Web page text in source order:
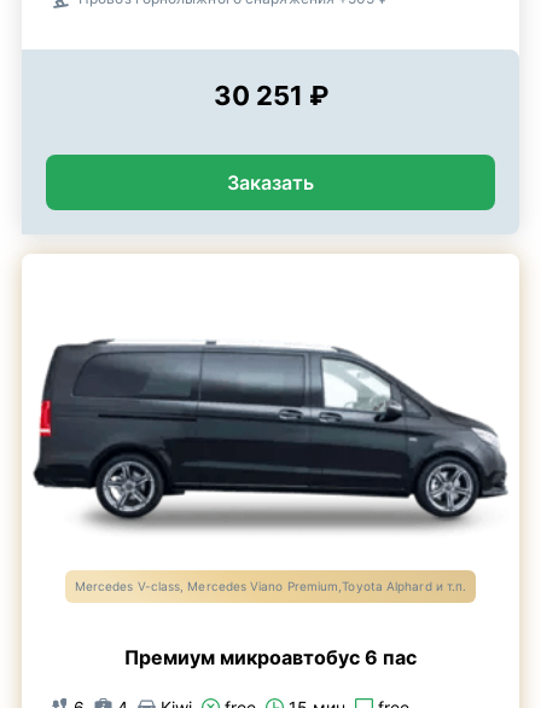
30 251 ₽
Заказать
Mercedes V-class, Mercedes Viano Premium,Toyota Alphard и т.п.
Премиум микроавтобус 6 пас